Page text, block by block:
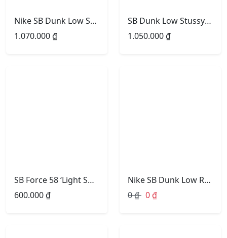
Nike SB Dunk Low Stussy Navy
1.070.000₫
SB Dunk Low Stussy Collaboration Grey Green
1.050.000₫
SB Force 58 ‘Light Smoke Burgundy’
600.000₫
Nike SB Dunk Low Retro”5 On It”
0₫ 0 ₫